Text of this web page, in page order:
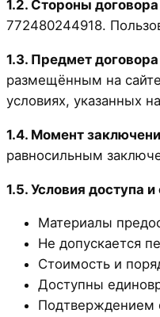
1.2. Стороны договора
772480244918.
1.3. Предмет договора
размещённым на
условиях, указанных
1.4. Момент
равносильным
1.5. Условия доступа
Материалы
Не допускается
Стоимость и
Доступны
Подтверждением